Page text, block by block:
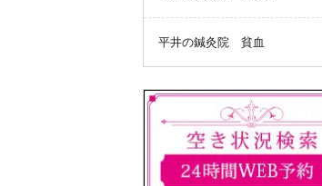
平井の鍼灸院 貧血